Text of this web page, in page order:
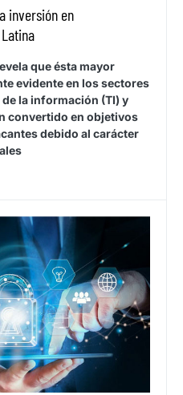
inversión en
que ésta mayor
evidente en los sectores
la información (TI) y
convertido en objetivos
debido al carácter